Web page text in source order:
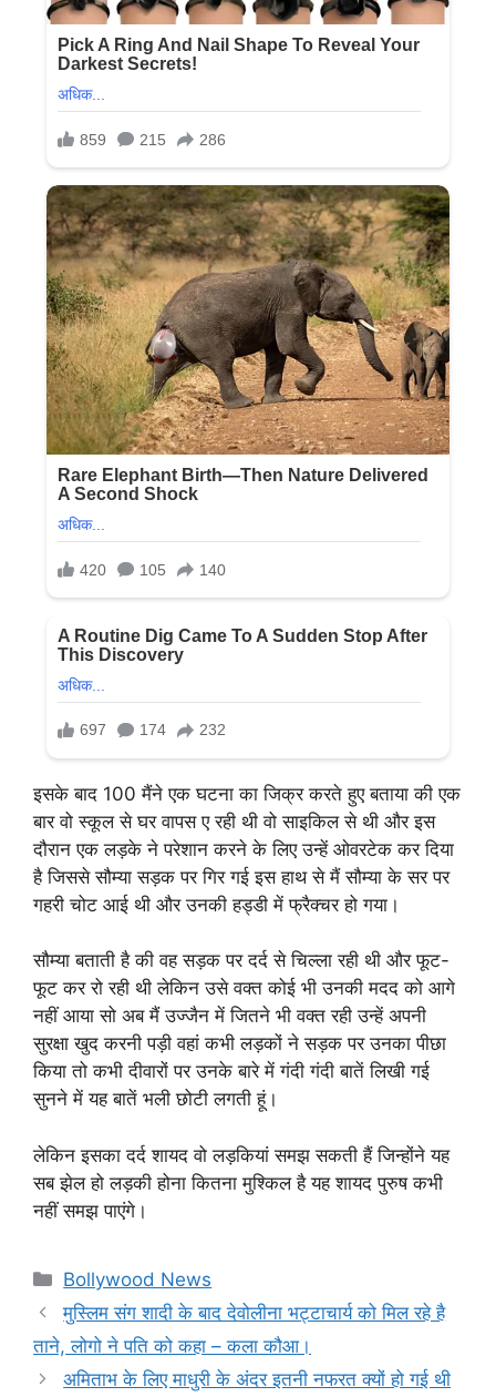
इसके बाद 100 मैंने एक घटना का जिक्र करते हुए बताया की एक
बार वो स्कूल से घर वापस ए रही थी वो साइकिल से थी और इस
दौरान एक लड़के ने परेशान करने के लिए उन्हें ओवरटेक कर दिया
है जिससे सौम्या सड़क पर गिर गई इस हाथ से मैं सौम्या के सर पर
गहरी चोट आई थी और उनकी हड्डी में फ्रैक्चर हो गया।
सौम्या बताती है की वह सड़क पर दर्द से चिल्ला रही थी और फूट-
फूट कर रो रही थी लेकिन उसे वक्त कोई भी उनकी मदद को आगे
नहीं आया सो अब मैं उज्जैन में जितने भी वक्त रही उन्हें अपनी
सुरक्षा खुद करनी पड़ी वहां कभी लड़कों ने सड़क पर उनका पीछा
किया तो कभी दीवारों पर उनके बारे में गंदी गंदी बातें लिखी गई
सुनने में यह बातें भली छोटी लगती हूं।
लेकिन इसका दर्द शायद वो लड़कियां समझ सकती हैं जिन्होंने यह
सब झेल हो लड़की होना कितना मुश्किल है यह शायद पुरुष कभी
नहीं समझ पाएंगे।
Categories
Bollywood News
मुस्लिम संग शादी के बाद देवोलीना भट्टाचार्य को मिल रहे है
ताने, लोगो ने पति को कहा – कला कौआ।
अमिताभ के लिए माधुरी के अंदर इतनी नफरत क्यों हो गई थी